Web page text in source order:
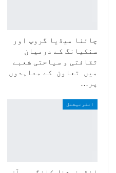
چائنا میڈیا گروپ اور
سنکیانگ کے درمیان
ثقافتی و سیاحتی شعبے
میں تعاون کے معاہدوں
پر…
انٹرنیشنل